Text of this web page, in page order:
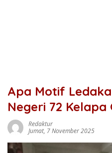
Apa Motif
Negeri 72 Kelapa
Redaktur
Jumat, 7 November 2025